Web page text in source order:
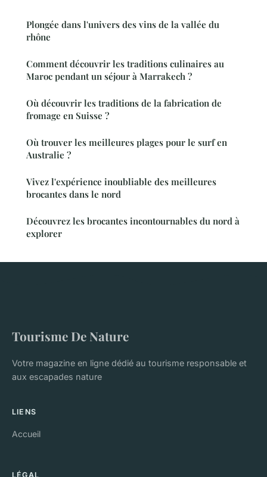
Plongée dans l'univers des vins de la vallée du
rhône
Comment découvrir les traditions culinaires au
Maroc pendant un séjour à Marrakech ?
Où découvrir les traditions de la fabrication de
fromage en Suisse ?
Où trouver les meilleures plages pour le surf en
Australie ?
Vivez l'expérience inoubliable des meilleures
brocantes dans le nord
Découvrez les brocantes incontournables du nord à
explorer
Tourisme De Nature
Votre magazine en ligne dédié au tourisme responsable et
aux escapades nature
LIENS
Accueil
LÉGAL